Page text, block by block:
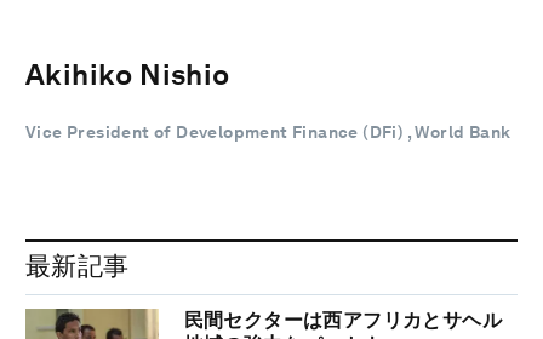
Akihiko Nishio
Vice President of Development Finance (DFi) , World Bank
最新記事
民間セクターは西アフリカとサヘル